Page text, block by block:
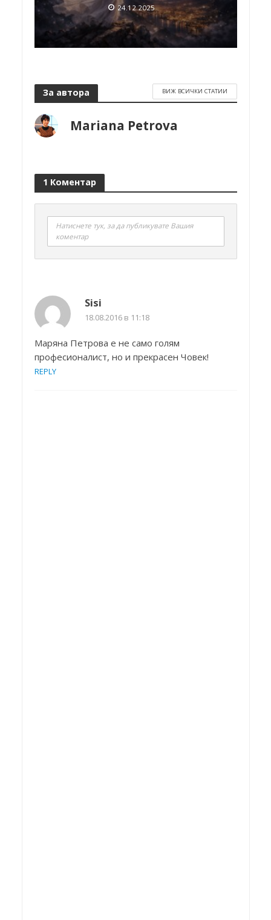
24.12.2025
За автора ВИЖ ВСИЧКИ СТАТИИ
Mariana Petrova
1 Коментар
Натиснете тук, за да публикувате Вашия
коментар
Sisi
18.08.2016 в 11:18
Маряна Петрова е не само голям
професионалист, но и прекрасен Човек!
REPLY